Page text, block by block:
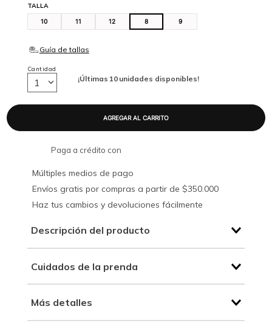
TALLA
10 11 12 8 9
¡Últimas 10 unidades disponibles!
Cantidad
1
Paga a crédito con
Múltiples medios de pago
Envíos gratis por compras a partir de $350.000
Haz tus cambios y devoluciones fácilmente
Descripción del producto
Cuidados de la prenda
Más detalles